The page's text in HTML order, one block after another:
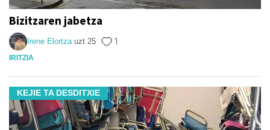
Bizitzaren jabetza
Irene Elortza uzt 25 1
IRITZIA
KEJIE TA DESDITXIE